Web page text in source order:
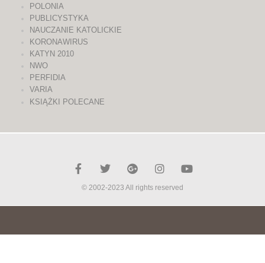
POLONIA
PUBLICYSTYKA
NAUCZANIE KATOLICKIE
KORONAWIRUS
KATYN 2010
NWO
PERFIDIA
VARIA
KSIĄŻKI POLECANE
© 2002-2023 All rights reserved